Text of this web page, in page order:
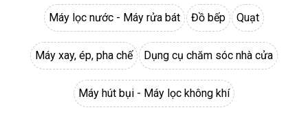
Máy lọc nước - Máy rửa bát Đồ bếp Quạt
Máy xay, ép, pha chế Dụng cụ chăm sóc nhà cửa
Máy hút bụi - Máy lọc không khí